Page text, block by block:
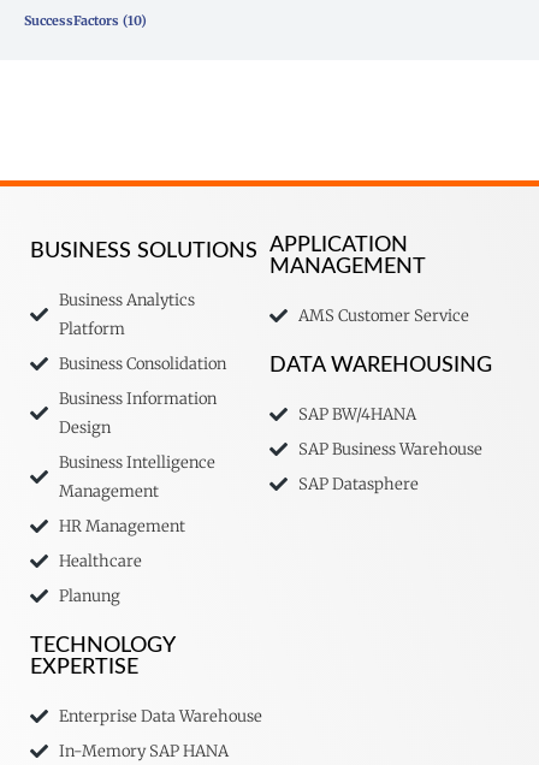
SuccessFactors (10)
BUSINESS SOLUTIONS
Business Analytics
Platform
Business Consolidation
Business Information
Design
Business Intelligence
Management
HR Management
Healthcare
Planung
TECHNOLOGY
EXPERTISE
Enterprise Data Warehouse
In-Memory SAP HANA
APPLICATION
MANAGEMENT
AMS Customer Service
DATA WAREHOUSING
SAP BW/4HANA
SAP Business Warehouse
SAP Datasphere